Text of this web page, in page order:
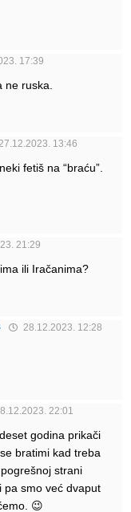
17:39
ne ruska.
13:46
fetiš na “braću”.
21:29
ili Iračanima?
28.12.2023. 12:28
22:01
godina prikači
bratimi kad treba
strani
pa smo već dvaput
😉